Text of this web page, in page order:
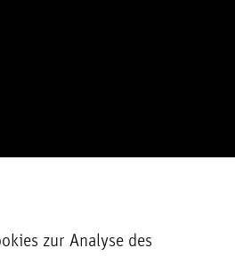
zur Analyse des